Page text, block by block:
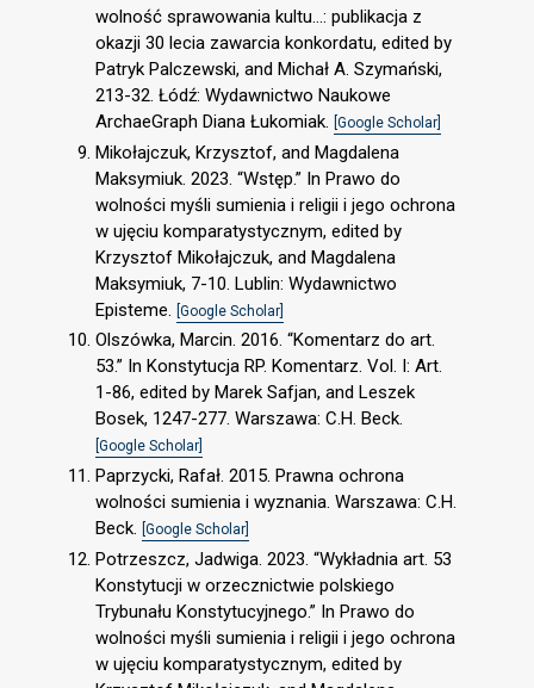
wolność sprawowania kultu…: publikacja z
okazji 30 lecia zawarcia konkordatu, edited by
Patryk Palczewski, and Michał A. Szymański,
213-32. Łódź: Wydawnictwo Naukowe
ArchaeGraph Diana Łukomiak. [Google Scholar]
Mikołajczuk, Krzysztof, and Magdalena
Maksymiuk. 2023. “Wstęp.” In Prawo do
wolności myśli sumienia i religii i jego ochrona
w ujęciu komparatystycznym, edited by
Krzysztof Mikołajczuk, and Magdalena
Maksymiuk, 7-10. Lublin: Wydawnictwo
Episteme.
[Google Scholar]
Olszówka, Marcin. 2016. “Komentarz do art.
53.” In Konstytucja RP. Komentarz. Vol. I: Art.
1-86, edited by Marek Safjan, and Leszek
Bosek, 1247-277. Warszawa: C.H. Beck.
[Google Scholar]
Paprzycki, Rafał. 2015. Prawna ochrona
wolności sumienia i wyznania. Warszawa: C.H.
Beck. [Google Scholar]
Potrzeszcz, Jadwiga. 2023. “Wykładnia art. 53
Konstytucji w orzecznictwie polskiego
Trybunału Konstytucyjnego.” In Prawo do
wolności myśli sumienia i religii i jego ochrona
w ujęciu komparatystycznym, edited by